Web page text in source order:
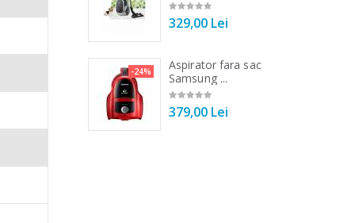
sau
Lei 799,00 Lei
-25%
Fierbator electric cu
filtru ...
89,00 Lei